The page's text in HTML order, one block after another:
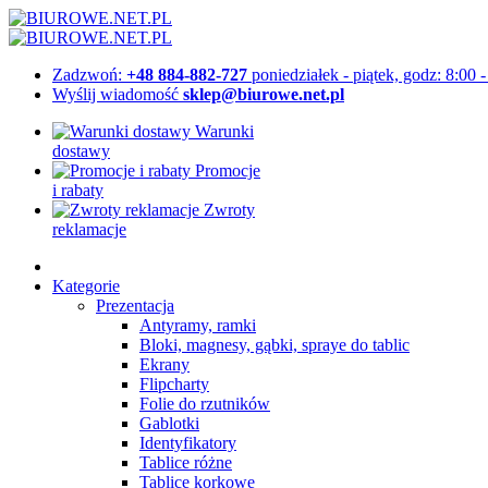
Zadzwoń: +48 884-882-727 poniedziałek - piątek, godz: 8:00
Wyślij wiadomość sklep@biurowe.net.pl
Warunki
dostawy
Promocje
i rabaty
Zwroty
reklamacje
Kategorie
Prezentacja
Antyramy, ramki
Bloki, magnesy, gąbki, spraye do tablic
Ekrany
Flipcharty
Folie do rzutników
Gablotki
Identyfikatory
Tablice różne
Tablice korkowe